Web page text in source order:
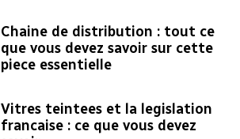
Chaine de distribution : tout ce
que vous devez savoir sur cette
piece essentielle
Vitres teintees et la legislation
francaise : ce que vous devez